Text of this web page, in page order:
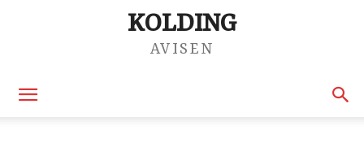
KOLDING
AVISEN